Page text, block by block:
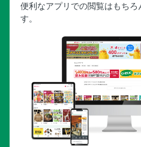
便利なアプリでの閲覧はもち
す。